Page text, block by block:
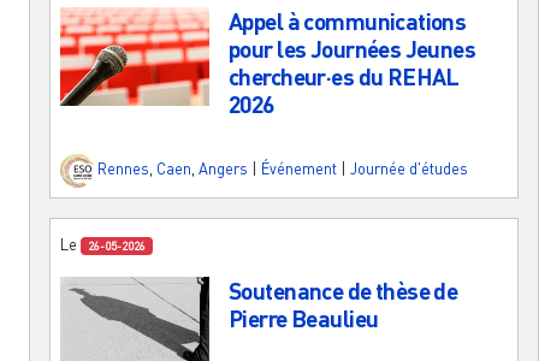
Appel à communications
pour les Journées Jeunes
chercheur·es du REHAL
2026
Rennes Caen Angers Événement Journée d'études
Le 26-05-2026
Soutenance de thèse de
Pierre Beaulieu